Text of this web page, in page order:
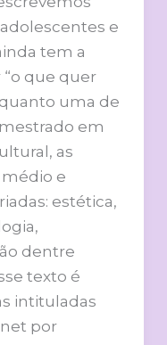
e
tem a
que quer
uma de
em
as
e
estética,
dentre
texto é
intituladas
por